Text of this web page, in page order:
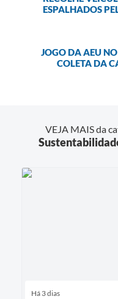
ESPALHADOS
JOGO DA AEU
COLETA DA
VEJA MAIS da
Há 3 dias